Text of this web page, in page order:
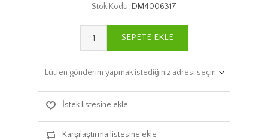
Stok Kodu: DM4006317
SEPETE EKLE
Lütfen gönderim yapmak istediğiniz adresi seçin
İstek listesine ekle
Karşılaştırma listesine ekle